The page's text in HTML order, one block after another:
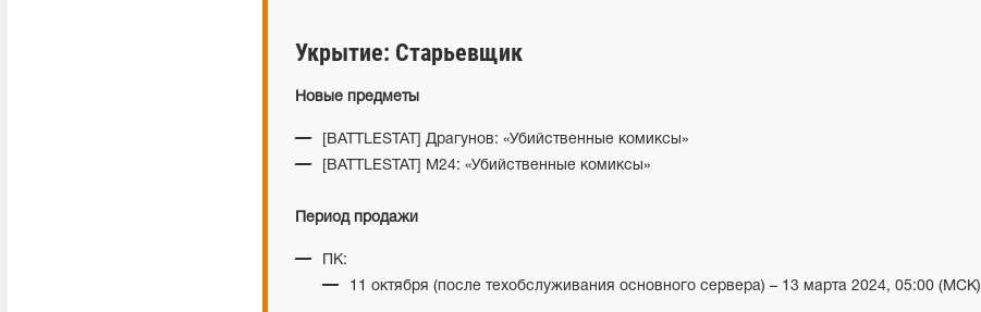
Укрытие: Старьевщик
Новые предметы
[BATTLESTAT] Драгунов: «Убийственные комиксы»
[BATTLESTAT] M24: «Убийственные комиксы»
Период продажи
ПК:
11 октября (после техобслуживания основного сервера) – 13 марта 2024, 05:00 (МСК)